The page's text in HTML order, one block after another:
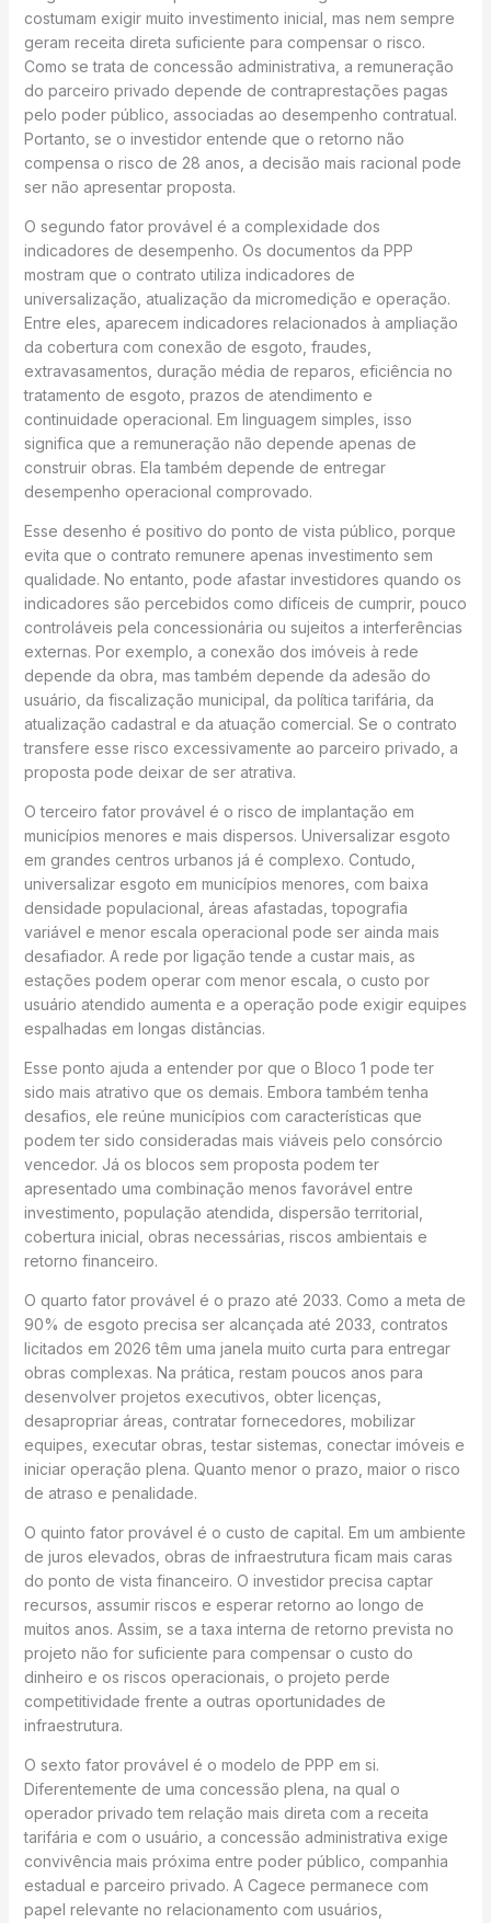
costumam exigir muito investimento inicial, mas nem sempre
geram receita direta suficiente para compensar o risco.
Como se trata de concessão administrativa, a remuneração
do parceiro privado depende de contraprestações pagas
pelo poder público, associadas ao desempenho contratual.
Portanto, se o investidor entende que o retorno não
compensa o risco de 28 anos, a decisão mais racional pode
ser não apresentar proposta.
O segundo fator provável é a complexidade dos
indicadores de desempenho. Os documentos da PPP
mostram que o contrato utiliza indicadores de
universalização, atualização da micromedição e operação.
Entre eles, aparecem indicadores relacionados à ampliação
da cobertura com conexão de esgoto, fraudes,
extravasamentos, duração média de reparos, eficiência no
tratamento de esgoto, prazos de atendimento e
continuidade operacional. Em linguagem simples, isso
significa que a remuneração não depende apenas de
construir obras. Ela também depende de entregar
desempenho operacional comprovado.
Esse desenho é positivo do ponto de vista público, porque
evita que o contrato remunere apenas investimento sem
qualidade. No entanto, pode afastar investidores quando os
indicadores são percebidos como difíceis de cumprir, pouco
controláveis pela concessionária ou sujeitos a interferências
externas. Por exemplo, a conexão dos imóveis à rede
depende da obra, mas também depende da adesão do
usuário, da fiscalização municipal, da política tarifária, da
atualização cadastral e da atuação comercial. Se o contrato
transfere esse risco excessivamente ao parceiro privado, a
proposta pode deixar de ser atrativa.
O terceiro fator provável é o risco de implantação em
municípios menores e mais dispersos. Universalizar esgoto
em grandes centros urbanos já é complexo. Contudo,
universalizar esgoto em municípios menores, com baixa
densidade populacional, áreas afastadas, topografia
variável e menor escala operacional pode ser ainda mais
desafiador. A rede por ligação tende a custar mais, as
estações podem operar com menor escala, o custo por
usuário atendido aumenta e a operação pode exigir equipes
espalhadas em longas distâncias.
Esse ponto ajuda a entender por que o Bloco 1 pode ter
sido mais atrativo que os demais. Embora também tenha
desafios, ele reúne municípios com características que
podem ter sido consideradas mais viáveis pelo consórcio
vencedor. Já os blocos sem proposta podem ter
apresentado uma combinação menos favorável entre
investimento, população atendida, dispersão territorial,
cobertura inicial, obras necessárias, riscos ambientais e
retorno financeiro.
O quarto fator provável é o prazo até 2033. Como a meta de
90% de esgoto precisa ser alcançada até 2033, contratos
licitados em 2026 têm uma janela muito curta para entregar
obras complexas. Na prática, restam poucos anos para
desenvolver projetos executivos, obter licenças,
desapropriar áreas, contratar fornecedores, mobilizar
equipes, executar obras, testar sistemas, conectar imóveis e
iniciar operação plena. Quanto menor o prazo, maior o risco
de atraso e penalidade.
O quinto fator provável é o custo de capital. Em um ambiente
de juros elevados, obras de infraestrutura ficam mais caras
do ponto de vista financeiro. O investidor precisa captar
recursos, assumir riscos e esperar retorno ao longo de
muitos anos. Assim, se a taxa interna de retorno prevista no
projeto não for suficiente para compensar o custo do
dinheiro e os riscos operacionais, o projeto perde
competitividade frente a outras oportunidades de
infraestrutura.
O sexto fator provável é o modelo de PPP em si.
Diferentemente de uma concessão plena, na qual o
operador privado tem relação mais direta com a receita
tarifária e com o usuário, a concessão administrativa exige
convivência mais próxima entre poder público, companhia
estadual e parceiro privado. A Cagece permanece com
papel relevante no relacionamento com usuários,